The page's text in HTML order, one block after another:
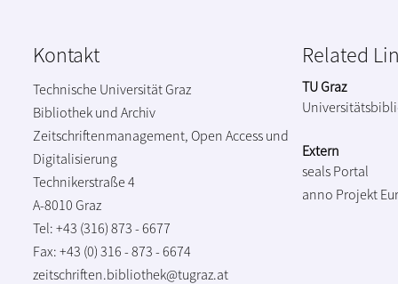
Kontakt
Technische Universität Graz
Bibliothek und Archiv
Zeitschriftenmanagement, Open Access und
Digitalisierung
Technikerstraße 4
A-8010 Graz
Tel: +43 (316) 873 - 6677
Fax: +43 (0) 316 - 873 - 6674
zeitschriften.bibliothek@tugraz.at
Related
TU Graz
Extern
seals Portal
anno Projekt